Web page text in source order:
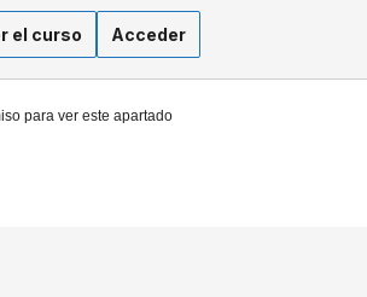
el curso Acceder
para ver este apartado